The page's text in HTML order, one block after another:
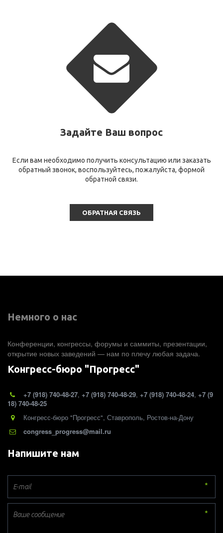
Задайте Ваш вопрос
Если вам необходимо получить консультацию или заказать
обратный звонок, воспользуйтесь, пожалуйста, формой
обратной связи.
ОБРАТНАЯ СВЯЗЬ
Немного о нас
Конференции, конгрессы, форумы и саммиты, презентации,
открытие новых заведений — нам по плечу любая задача.
Конгресс-бюро "Прогресс"
+7 (918) 740-48-27, +7 (918) 740-48-29, +7 (918) 740-48-24, +7 (9
18) 740-48-25
Конгресс-бюро "Прогресс", Ставрополь, Ростов-на-Дону
congress_progress@mail.ru
Напишите нам
*
*